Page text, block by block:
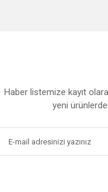
Haber listemize kayıt
yeni